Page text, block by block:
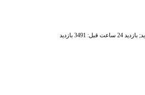
بازدید 24 ساعت قبل: 3491 بازدید